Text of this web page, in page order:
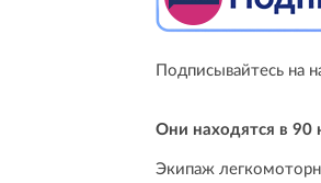
Подписывайтесь на
Они находятся в 90
Экипаж